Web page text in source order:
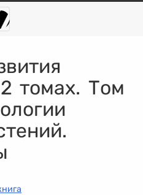
томах. Том